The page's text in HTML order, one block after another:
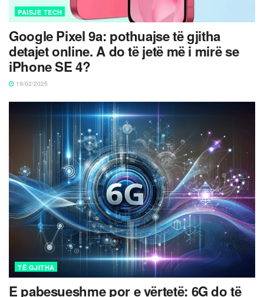
PAISJE TECH
Google Pixel 9a: pothuajse të gjitha
detajet online. A do të jetë më i mirë se
iPhone SE 4?
19/02/2025
TË GJITHA
E pabesueshme por e vërtetë: 6G do të